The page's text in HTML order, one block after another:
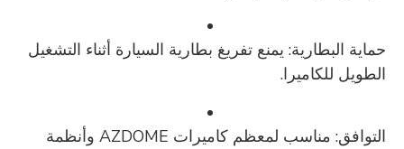
حماية البطارية: يمنع تفريغ بطارية السيارة أثناء التشغيل
الطويل للكاميرا.
التوافق: مناسب لمعظم كاميرات AZDOME وأنظمة